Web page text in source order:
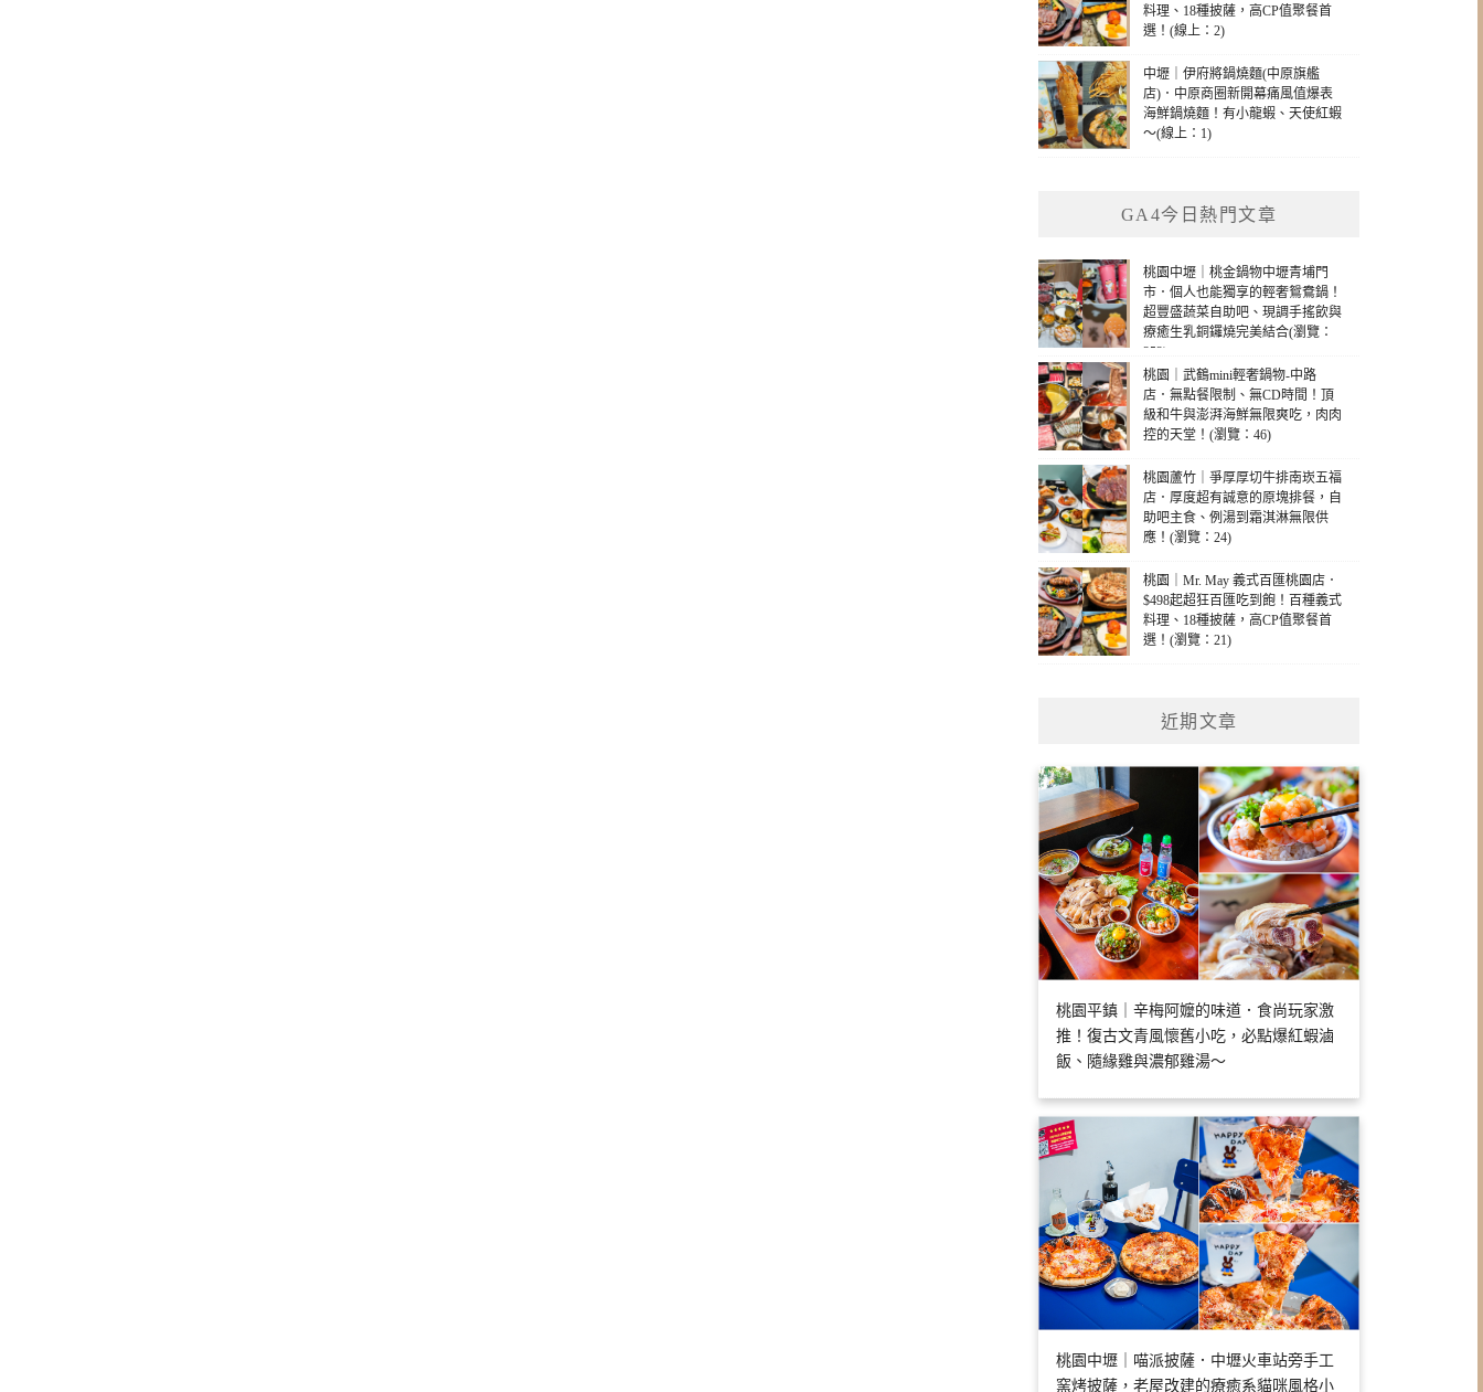
料理、18種披薩，高CP值聚餐首
選！(線上：2)
中壢｜伊府將鍋燒麵(中原旗艦
店)．中原商圈新開幕痛風值爆表
海鮮鍋燒麵！有小龍蝦、天使紅蝦
～(線上：1)
GA4今日熱門文章
桃園中壢｜桃金鍋物中壢青埔門
市．個人也能獨享的輕奢鴛鴦鍋！
超豐盛蔬菜自助吧、現調手搖飲與
療癒生乳銅鑼燒完美結合(瀏覽：
252)
桃園｜武鶴mini輕奢鍋物-中路
店．無點餐限制、無CD時間！頂
級和牛與澎湃海鮮無限爽吃，肉肉
控的天堂！(瀏覽：46)
桃園蘆竹｜爭厚厚切牛排南崁五福
店．厚度超有誠意的原塊排餐，自
助吧主食、例湯到霜淇淋無限供
應！(瀏覽：24)
桃園｜Mr. May 義式百匯桃園店．
$498起超狂百匯吃到飽！百種義式
料理、18種披薩，高CP值聚餐首
選！(瀏覽：21)
近期文章
桃園平鎮｜辛梅阿嬤的味道．食尚玩家激
推！復古文青風懷舊小吃，必點爆紅蝦滷
飯、隨緣雞與濃郁雞湯～
桃園中壢｜喵派披薩．中壢火車站旁手工
窯烤披薩，老屋改建的療癒系貓咪風格小